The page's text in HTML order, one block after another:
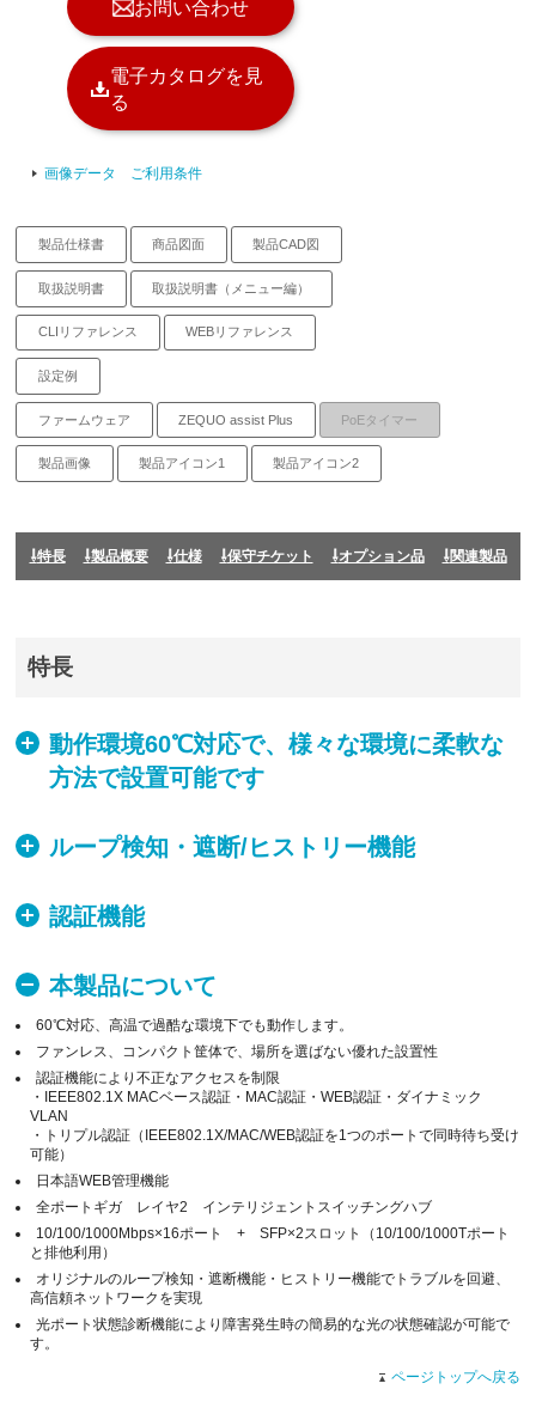
画像データ ご利用条件
お問い合わせ
電子カタログを見
る
製品仕様書 商品図面 製品CAD図
取扱説明書 取扱説明書（メニュー編）
CLIリファレンス WEBリファレンス
設定例
ファームウェア ZEQUO assist Plus PoEタイマー
製品画像 製品アイコン1 製品アイコン2
特長 製品概要 仕様 保守チケット オプション品 関連製品
特長
動作環境60℃対応で、様々な環境に柔軟な
方法で設置可能です
ループ検知・遮断/ヒストリー機能
認証機能
本製品について
60℃対応、高温で過酷な環境下でも動作します。
ファンレス、コンパクト筐体で、場所を選ばない優れた設置性
認証機能により不正なアクセスを制限
・IEEE802.1X MACベース認証・MAC認証・WEB認証・ダイナミック
VLAN
・トリプル認証（IEEE802.1X/MAC/WEB認証を1つのポートで同時待ち受け
可能）
日本語WEB管理機能
全ポートギガ レイヤ2 インテリジェントスイッチングハブ
10/100/1000Mbps×16ポート + SFP×2スロット（10/100/1000Tポート
と排他利用）
オリジナルのループ検知・遮断機能・ヒストリー機能でトラブルを回避、
高信頼ネットワークを実現
光ポート状態診断機能により障害発生時の簡易的な光の状態確認が可能で
す。
ページトップへ戻る